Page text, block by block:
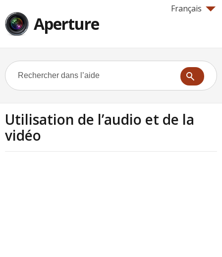
Français
Aperture
Utilisation de l’audio et de la
vidéo